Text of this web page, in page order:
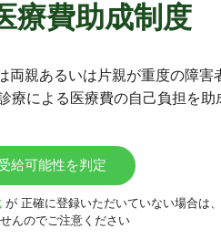
療費助成制度
親あるいは片親が重度の障害
療による医療費の自己負担を助
給可能性を判定
が 正確に登録いただいていない場合は、
んのでご注意ください